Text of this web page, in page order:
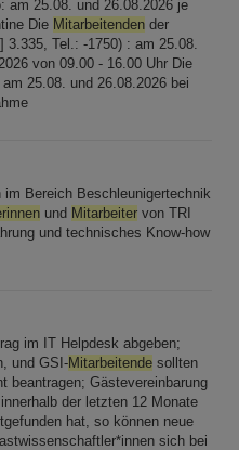
am 25.08. und 26.08.2026 je
Die Mitarbeitenden der
Tel.: -1750) : am 25.08.
von 09.00 - 16.00 Uhr Die
25.08. und 26.08.2026 bei
Bereich Beschleunigertechnik
und Mitarbeiter von TRI
und technisches Know-how
im IT Helpdesk abgeben;
und GSI-Mitarbeitende sollten
beantragen; Gästevereinbarung
der letzten 12 Monate
hat, so können neue
sich bei